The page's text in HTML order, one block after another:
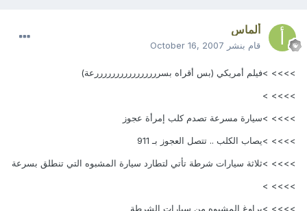
ألماس
قام بنشر October 16, 2007
>>>> >فيلم أمريكي (بس أقراه بسررررررررررررررررعة)
>>>> >
>>>> >سيارة مسرعة تصدم كلب إمرأة عجوز
>>>> >يصاب الكلب .. تتصل العجوز بـ 911
>>>> >ثلاثة سيارات شرطة تأتي لتطارد سيارة المشبوه التي تنطلق بسرعة
>>>> >
>>>> >يراوغ المشبوه من سيارات الشرطة